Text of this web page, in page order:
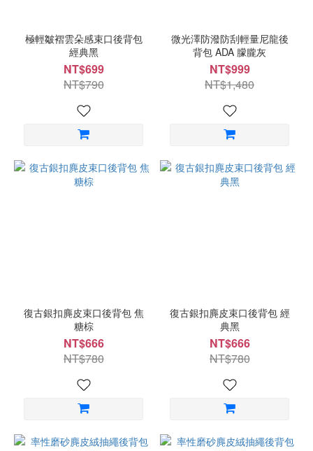
極輕皺褶雲朵感束口後背包
經典黑
NT$699
NT$790
微光澤防潑防刮輕量尼龍後
背包 ADA 朦朧灰
NT$999
NT$1,480
復古銀扣麂皮束口後背包 焦
糖棕
NT$666
NT$780
復古銀扣麂皮束口後背包 經
典黑
NT$666
NT$780